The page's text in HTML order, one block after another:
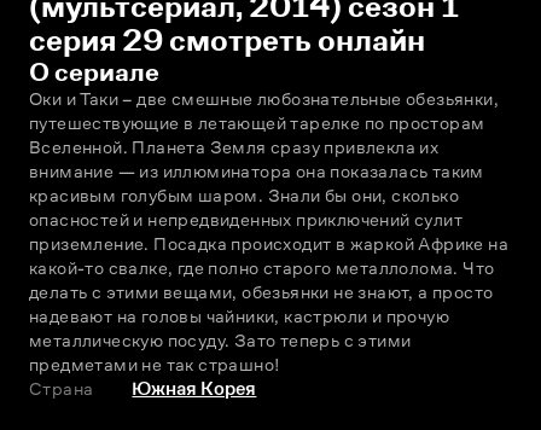
серия 29 смотреть онлайн
О сериале
Оки и Таки – две смешные любознательные обезьянки,
путешествующие в летающей тарелке по просторам
Вселенной. Планета Земля сразу привлекла их
внимание — из иллюминатора она показалась таким
красивым голубым шаром. Знали бы они, сколько
опасностей и непредвиденных приключений сулит
приземление. Посадка происходит в жаркой Африке на
какой-то свалке, где полно старого металлолома. Что
делать с этими вещами, обезьянки не знают, а просто
надевают на головы чайники, кастрюли и прочую
металлическую посуду. Зато теперь с этими
предметами не так страшно!
Страна
Южная Корея